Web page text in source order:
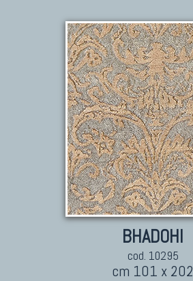
BHADOHI
cod. 10295
cm 101 x 202